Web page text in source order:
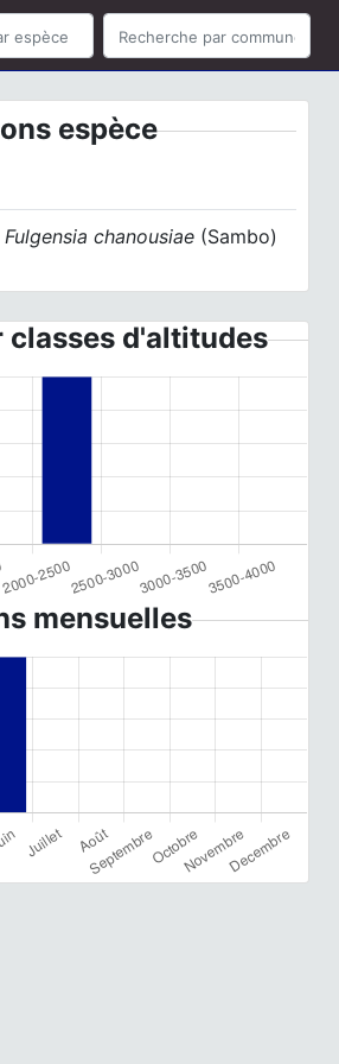
espèce
Fulgensia chanousiae (Sambo)
classes d'altitudes
mensuelles